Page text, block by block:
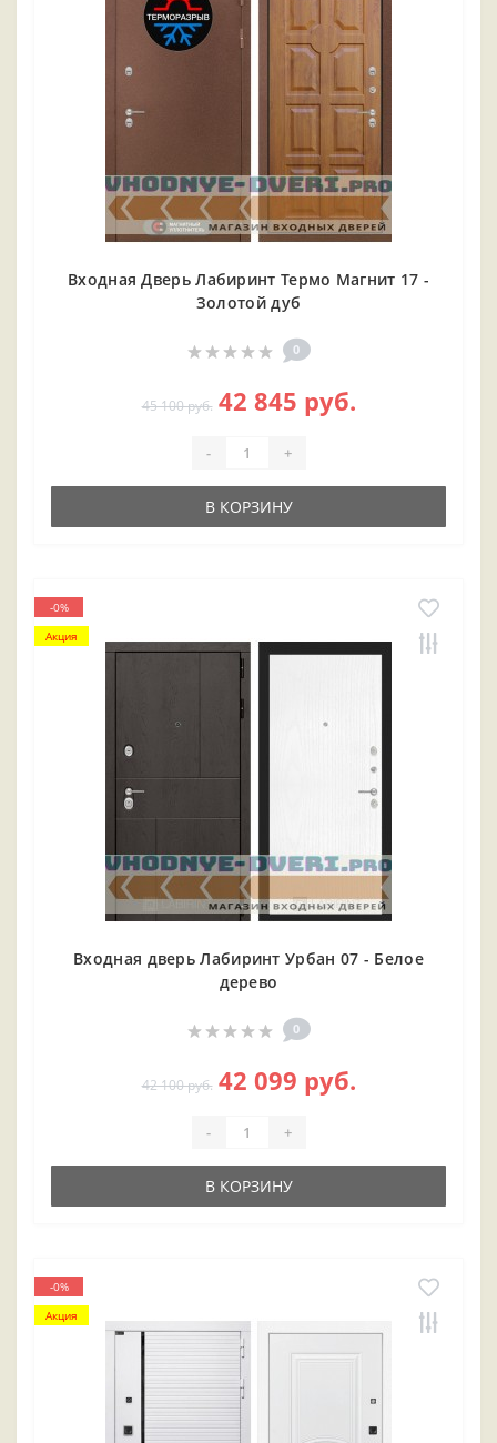
Входная Дверь Лабиринт Термо Магнит 17 -
Золотой дуб
0
45 100 руб. 42 845 руб.
- +
В КОРЗИНУ
-0%
Акция
Входная дверь Лабиринт Урбан 07 - Белое
дерево
0
42 100 руб. 42 099 руб.
- +
В КОРЗИНУ
-0%
Акция